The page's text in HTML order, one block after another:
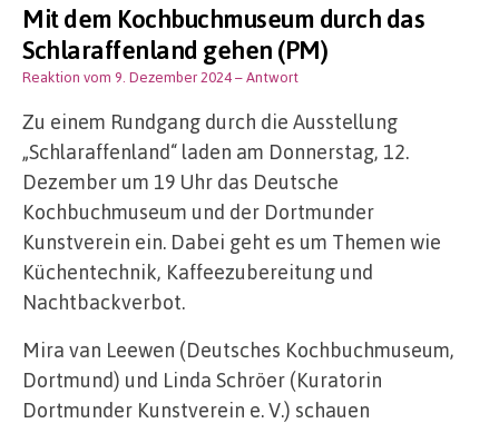
Mit dem Kochbuchmuseum durch das
Schlaraffenland gehen (PM)
Reaktion vom 9. Dezember 2024– Antwort
Zu einem Rundgang durch die Ausstellung
„Schlaraffenland“ laden am Donnerstag, 12.
Dezember um 19 Uhr das Deutsche
Kochbuchmuseum und der Dortmunder
Kunstverein ein. Dabei geht es um Themen wie
Küchentechnik, Kaffeezubereitung und
Nachtbackverbot.
Mira van Leewen (Deutsches Kochbuchmuseum,
Dortmund) und Linda Schröer (Kuratorin
Dortmunder Kunstverein e. V.) schauen